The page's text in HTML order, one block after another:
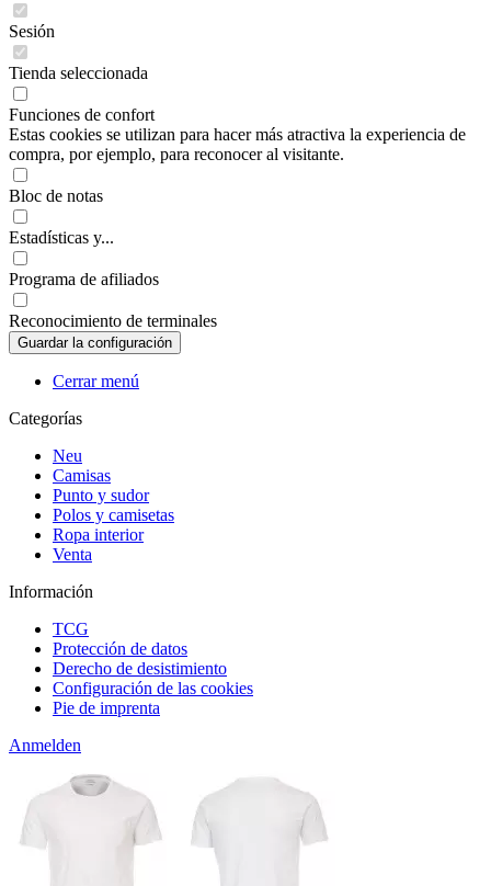
Sesión
Tienda seleccionada
Funciones de confort
Estas cookies se utilizan para hacer más atractiva la experiencia de
compra, por ejemplo, para reconocer al visitante.
Bloc de notas
Estadísticas y...
Programa de afiliados
Reconocimiento de terminales
Cerrar menú
Categorías
Neu
Camisas
Punto y sudor
Polos y camisetas
Ropa interior
Venta
Información
TCG
Protección de datos
Derecho de desistimiento
Configuración de las cookies
Pie de imprenta
Anmelden